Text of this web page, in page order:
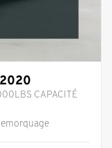
2020
CAPACITÉ